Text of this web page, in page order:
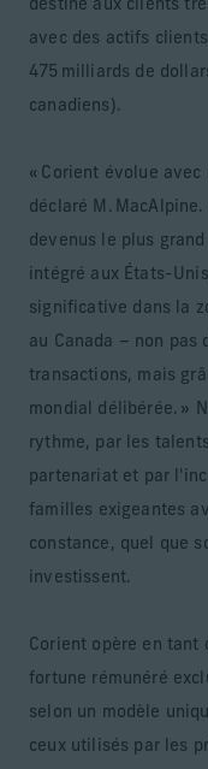
destiné aux clients
avec des actifs
475 milliards de
canadiens).
« Corient évolue
déclaré M.
devenus le plus
intégré aux États-
significative dans la
au Canada – non pas
transactions, mais
mondial délibérée. »
rythme, par les
partenariat et par
familles exigeantes
constance, quel que
investissent.
Corient opère en tant
fortune rémunéré
selon un modèle
ceux utilisés par les